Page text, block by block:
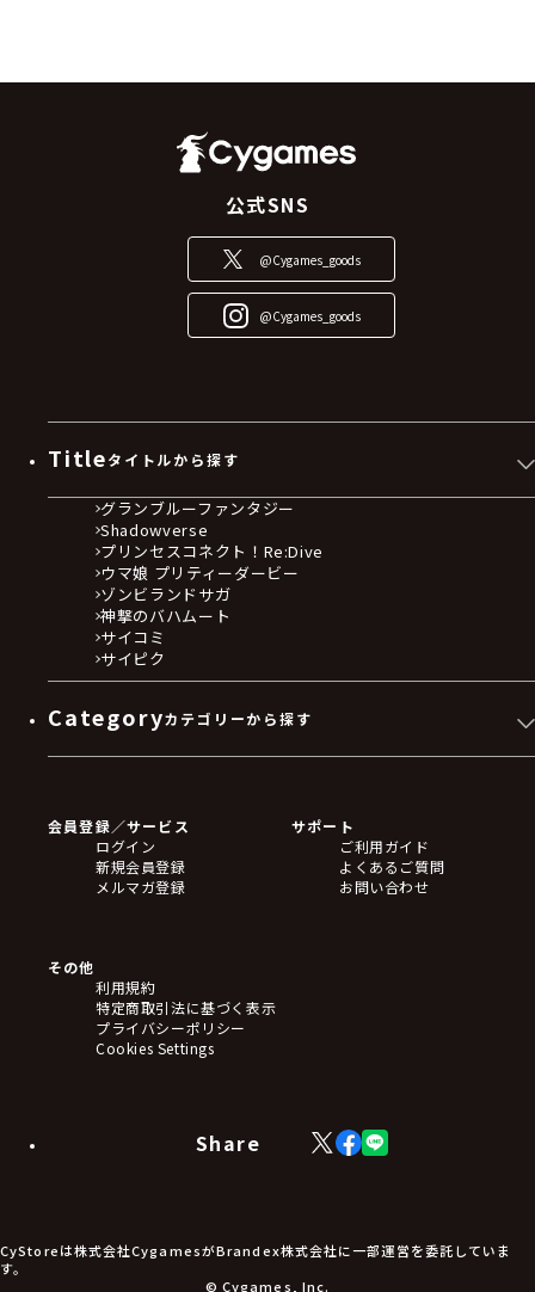
公式SNS
@Cygames_goods
@Cygames_goods
Titleタイトルから探す
グランブルーファンタジー
Shadowverse
プリンセスコネクト！Re:Dive
ウマ娘 プリティーダービー
ゾンビランドサガ
神撃のバハムート
サイコミ
サイピク
Categoryカテゴリーから探す
フィギュア
アクリルスタンド
バッジ
キーホルダー・ストラップ
ステッカー・シール・カード
タペストリー・ポスター
アームサポーター
ブレードホルダー
食品・飲料品
アパレル小物
アクセサリー
会員登録／サービス
ログイン
新規会員登録
メルマガ登録
サポート
ご利用ガイド
よくあるご質問
お問い合わせ
その他
利用規約
特定商取引法に基づく表示
プライバシーポリシー
Cookies Settings
Share
X
(Twitter)
Facebook
LINE
CyStoreは株式会社CygamesがBrandex株式会社に一部運営を委託していま
す。
© Cygames, Inc.